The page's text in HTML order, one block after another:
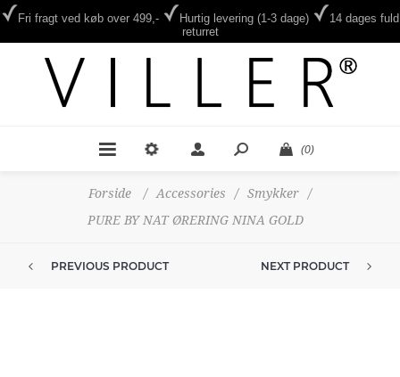
Fri fragt ved køb over 499,- Hurtig levering (1-3 dage)
14 dages fuld
returret
(0)
Forside / Accessories / Smykker
/
PURE BY NAT ØRERING NINA GOLD
PREVIOUS PRODUCT NEXT PRODUCT